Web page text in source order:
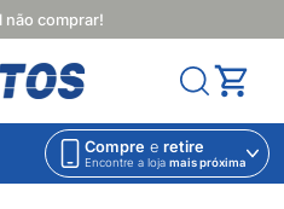
não comprar!
Compre e retire
Encontre a loja mais próxima